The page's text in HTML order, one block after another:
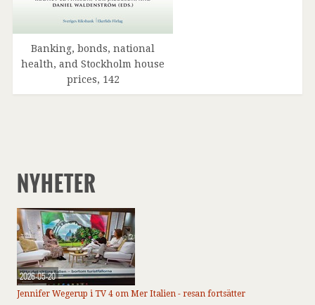
Banking, bonds, national
health, and Stockholm house
prices, 142
NYHETER
2026-05-20
Jennifer Wegerup i TV 4 om Mer Italien - resan fortsätter